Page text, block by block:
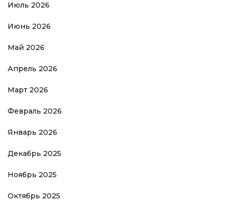
Июль 2026
Июнь 2026
Май 2026
Апрель 2026
Март 2026
Февраль 2026
Январь 2026
Декабрь 2025
Ноябрь 2025
Октябрь 2025